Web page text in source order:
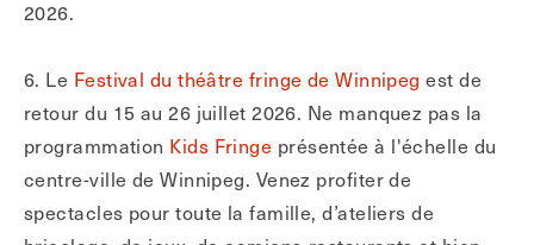
2026.
6. Le Festival du théâtre fringe de Winnipeg est de
retour du 15 au 26 juillet 2026. Ne manquez pas la
programmation Kids Fringe présentée à l'échelle du
centre-ville de Winnipeg. Venez profiter de
spectacles pour toute la famille, d’ateliers de